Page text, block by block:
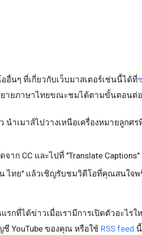
นๆ ที่เกี่ยวกับเว็บมาสเตอร์เช่นนี้ได้ที่
ายภาษาไทยขณะชมได้ตามขั้นตอนต่
นำเมาส์ไปวางเหนือเครื่องหมายลูกศ
จาก CC และไปที่ "Translate Captions"
น ไทย" แล้วเชิญรับชมวิดีโอที่คุณสนใจ
กที่ได้ข่าวเมื่อเรามีการเปิดตัวอะไร
ชี YouTube ของคุณ หรือใช้ RSS feed